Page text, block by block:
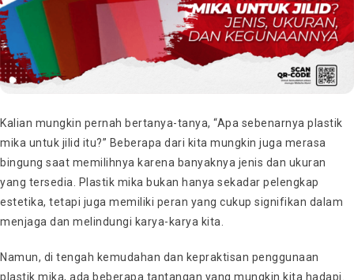
Kalian mungkin pernah bertanya-tanya, “Apa sebenarnya plastik
mika untuk jilid itu?” Beberapa dari kita mungkin juga merasa
bingung saat memilihnya karena banyaknya jenis dan ukuran
yang tersedia. Plastik mika bukan hanya sekadar pelengkap
estetika, tetapi juga memiliki peran yang cukup signifikan dalam
menjaga dan melindungi karya-karya kita.
Namun, di tengah kemudahan dan kepraktisan penggunaan
plastik mika, ada beberapa tantangan yang mungkin kita hadapi.